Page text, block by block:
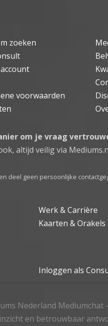
zoeken
voorwaarden
om je vraag
altijd veilig via
deel geen persoonlijke
Werk & Carrière
Kaarten & Orakels
Inloggen als
Nederland
en betrouwbaar